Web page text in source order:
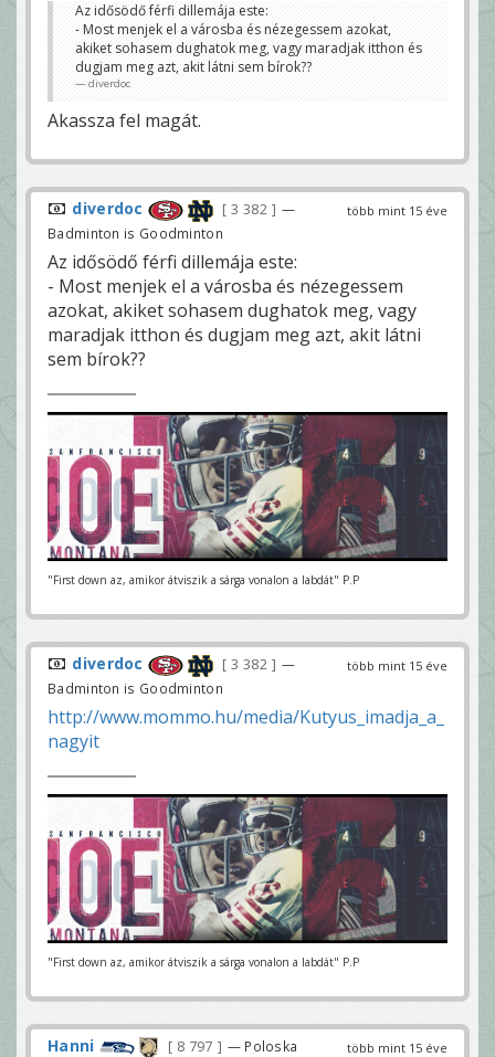
Az idősödő férfi dillemája este:
- Most menjek el a városba és nézegessem azokat,
akiket sohasem dughatok meg, vagy maradjak itthon és
dugjam meg azt, akit látni sem bírok??
diverdoc
Akassza fel magát.
több mint 15 éve
diverdoc 3 382
—
Badminton is Goodminton
Az idősödő férfi dillemája este:
- Most menjek el a városba és nézegessem
azokat, akiket sohasem dughatok meg, vagy
maradjak itthon és dugjam meg azt, akit látni
sem bírok??
"First down az, amikor átviszik a sárga vonalon a labdát" P.P
több mint 15 éve
diverdoc 3 382
—
Badminton is Goodminton
http://www.mommo.hu/media/Kutyus_imadja_a_
nagyit
"First down az, amikor átviszik a sárga vonalon a labdát" P.P
több mint 15 éve
Hanni 8 797 — Poloska